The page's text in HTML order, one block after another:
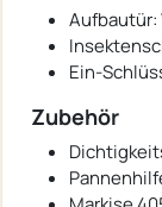
Aufbautür:
Ein-
Zubehör